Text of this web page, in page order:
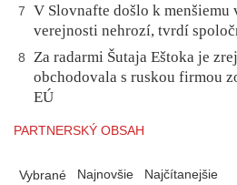
7
V Slovnafte došlo k menšiemu
verejnosti nehrozí, tvrdí
8
Za radarmi Šutaja Eštoka je
obchodovala s ruskou firmou
EÚ
PARTNERSKÝ OBSAH
Vybrané Najnovšie Najčítanejšie